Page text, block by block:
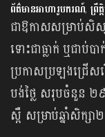
ព័ត៌មានអាហារូបករណ៍,ព្រឹ
ជា​ឱកាស​សម្រាប់​សិ
ទោះជា​ធ្លាក់ ឬជា
ប្រកាសប្រឡង​ជ្រើ
បង់ថ្លៃ សរុប​ចំនួន ២៩
ស្ពឺ សម្រាប់ឆ្នាំសិក្